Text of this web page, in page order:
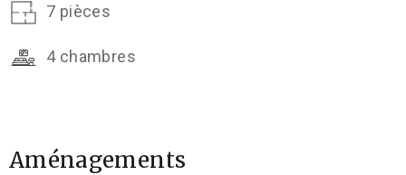
7 pièces
4 chambres
Aménagements